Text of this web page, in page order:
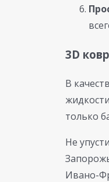
3D
В
только
Не
Ивано-